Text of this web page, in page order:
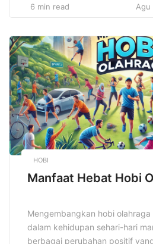
karena bisa berdampak serius
pentingnya kesehatan mental,
yang belum mengenali gejala
mengkhawatirkan.
agar penanganan bisa […]
6 min read Agu
HOBI
Manfaat Hebat Hobi
Mengembangkan hobi
dalam kehidupan sehari-hari
berbagai perubahan positif